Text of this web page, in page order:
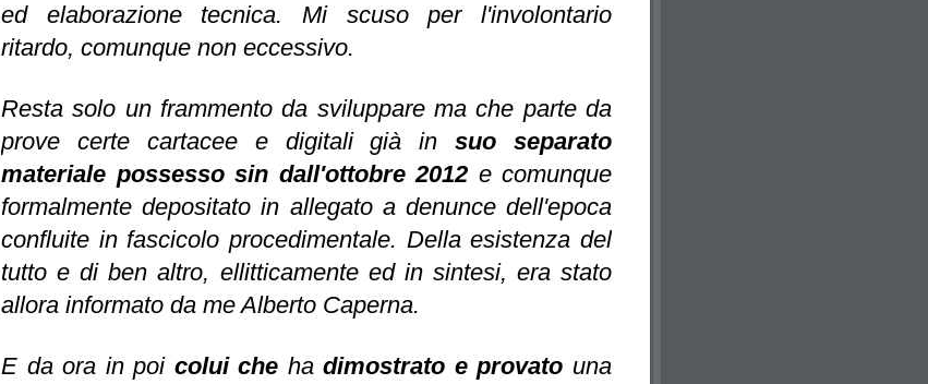
ed elaborazione tecnica. Mi scuso per l'involontario
ritardo, comunque non eccessivo.
Resta solo un frammento da sviluppare ma che parte da
prove certe cartacee e digitali già insuo separato
materiale possesso sin dall'ottobre 2012 e comunque
formalmente depositato in allegato a denunce dell'epoca
confluite in fascicolo procedimentale. Della esistenza del
tutto e di ben altro, ellitticamente ed in sintesi, era stato
allora informato da me Alberto Caperna.
E da ora in poi colui che hadimostrato e provato una